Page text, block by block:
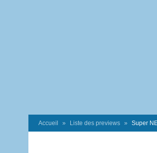
Accueil Liste des previews Super